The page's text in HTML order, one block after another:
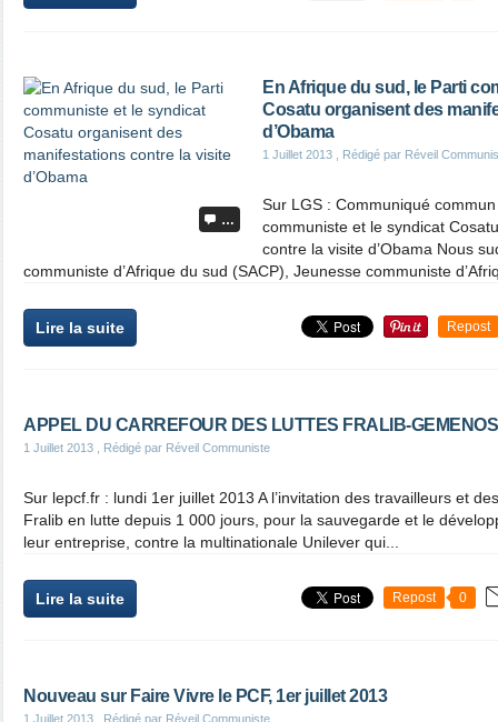
…
En Afrique du sud, le Parti
Cosatu organisent des
d’Obama
1 Juillet 2013 , Rédigé par Réveil
Sur LGS : Communiqué
communiste et le syndicat
contre la visite d’Obama Nous
communiste d’Afrique du sud (SACP), Jeunesse communiste
Lire la suite Repost
APPEL DU CARREFOUR DES LUTTES FRALIB-GEMENOS
1 Juillet 2013 , Rédigé par Réveil Communiste
Sur lepcf.fr : lundi 1er juillet 2013 A l’invitation des travailleurs et
Fralib en lutte depuis 1 000 jours, pour la sauvegarde et le
leur entreprise, contre la multinationale Unilever qui...
Lire la suite Repost 0
Nouveau sur Faire Vivre le PCF, 1er juillet 2013
1 Juillet 2013 , Rédigé par Réveil Communiste